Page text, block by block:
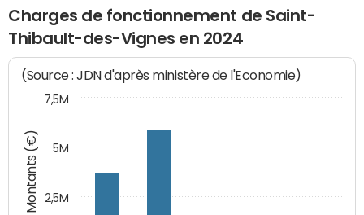
Charges de fonctionnement de Saint-
Thibault-des-Vignes en 2024
Montants (€)
(Source : JDN d'après ministère de l'Economie)
5M
2,5M
7,5M